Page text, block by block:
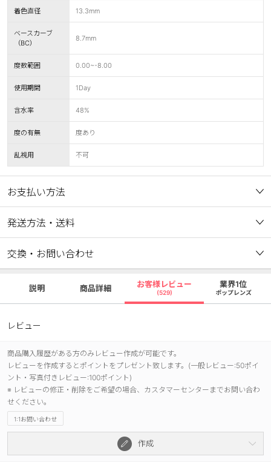
着色直径 13.3mm
ベースカーブ
（BC）
8.7mm
度数範囲 0.00~-8.00
使用期間 1Day
含水率 48%
度の有無 度あり
乱視用 不可
お支払い方法
発送方法・送料
交換・お問い合わせ
説明 商品詳細 お客様レビュー
(529)
業界1位
ポップレンズ
レビュー
商品購入履歴がある方のみレビュー作成が可能です。
レビューを作成するとポイントをプレゼント致します。(一般レビュー:50ポイ
ント・写真付きレビュー:100ポイント)
※ レビューの修正・削除をご希望の場合、カスタマーセンターまでお問い合わ
せください。
1:1お問い合わせ
作成